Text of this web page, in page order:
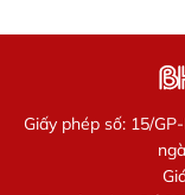
Giấy phép số: 15/